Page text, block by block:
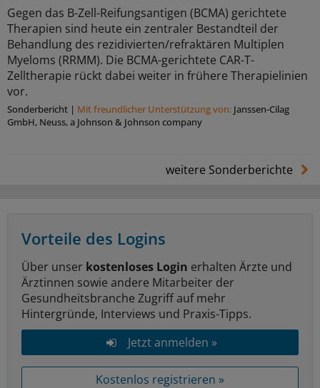
Gegen das B-Zell-Reifungsantigen (BCMA) gerichtete
Therapien sind heute ein zentraler Bestandteil der
Behandlung des rezidivierten/refraktären Multiplen
Myeloms (RRMM). Die BCMA-gerichtete CAR-T-
Zelltherapie rückt dabei weiter in frühere Therapielinien
vor.
Sonderbericht | Mit freundlicher Unterstützung von: Janssen-Cilag
GmbH, Neuss, a Johnson & Johnson company
weitere Sonderberichte
Vorteile des Logins
Über unser kostenloses Login erhalten Ärzte und
Ärztinnen sowie andere Mitarbeiter der
Gesundheitsbranche Zugriff auf mehr
Hintergründe, Interviews und Praxis-Tipps.
Jetzt anmelden »
Kostenlos registrieren »